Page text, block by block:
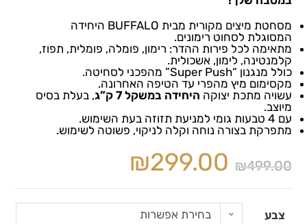
מסחטת מיצים מקורית מבית BUFFALO היחידה
המסוגלת לסחוט רימונים.
מתאימה לכל פירות ההדר: רימון, פומלה, פומלית, תפוז,
קלמנטינה, לימון, אשכולית.
כולל מנגנון “Super Push” מהפכני לסחיטה.
מקסימום מיץ מהפרי עד הטיפה האחרונה.
עשויה מתכת יצוקה היחידה במשקל 7 ק”ג
, בעלת בסיס
מיוצב.
עם 4 טבעות גומי למניעת תזוזה בעת השימוש.
מתפרקת בצורה נוחה וקלה לניקוי, פשוטה לשימוש.
₪499.00
₪299.00
צבע בחירת אפשרות